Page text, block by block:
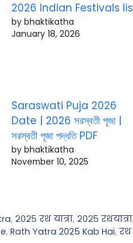
2026 Indian Festivals
by bhaktikatha
January 18, 2026
Saraswati Puja 2026
Date | 2026 সরস্বতী পূজা |
সরস্বতী পূজা পদ্ধতি PDF
by bhaktikatha
November 10, 2025
, २०२५ रथ यात्रा, २०२५ रथयात्रा
, Rath Yatra 2025 Kab Hai, रथ